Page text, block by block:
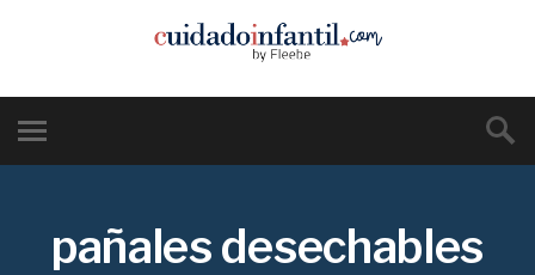
pañales desechables